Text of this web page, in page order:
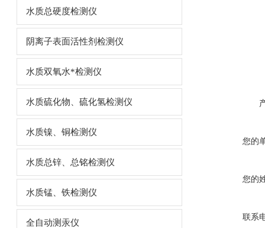
水质总硬度检测仪
阴离子表面活性剂检测仪
水质双氧水*检测仪
水质硫化物、硫化氢检测仪
水质镍、铜检测仪
水质总锌、总铭检测仪
水质锰、铁检测仪
全自动测汞仪
您的
您的
联系